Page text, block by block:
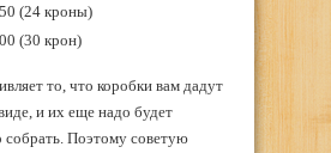
(24 кроны)
(30 крон)
то, что коробки вам дадут
и их еще надо будет
собрать. Поэтому советую